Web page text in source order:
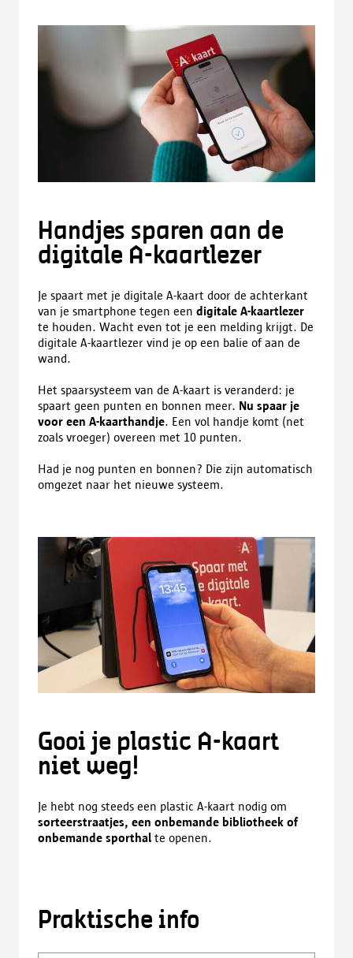
Handjes sparen aan de
digitale A-kaartlezer
Je spaart met je digitale A-kaart door de achterkant
van je smartphone tegen een digitale A-kaartlezer
te houden. Wacht even tot je een melding krijgt. De
digitale A-kaartlezer vind je op een balie of aan de
wand.
Het spaarsysteem van de A-kaart is veranderd: je
spaart geen punten en bonnen meer. Nu spaar je
voor een A-kaarthandje. Een vol handje komt (net
zoals vroeger) overeen met 10 punten.
Had je nog punten en bonnen? Die zijn automatisch
omgezet naar het nieuwe systeem.
Gooi je plastic A-kaart
niet weg!
Je hebt nog steeds een plastic A-kaart nodig om
sorteerstraatjes, een onbemande bibliotheek of
onbemande sporthal te openen.
Praktische info